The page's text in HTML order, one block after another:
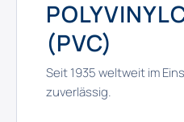
(PVC)
Seit 1935 weltweit im
zuverlässig.